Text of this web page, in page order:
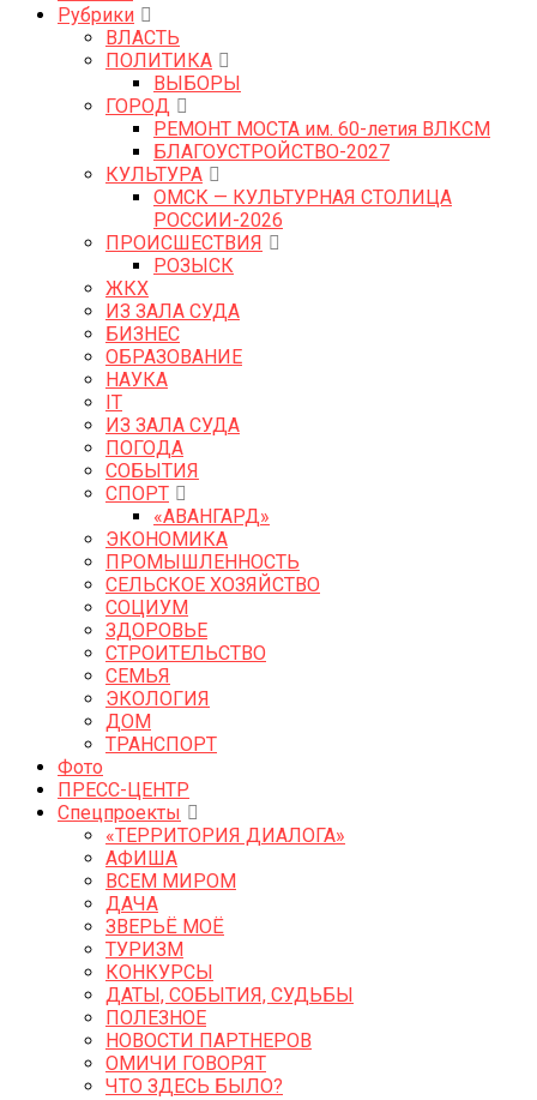
Рубрики
ВЛАСТЬ
ПОЛИТИКА
ВЫБОРЫ
ГОРОД
РЕМОНТ МОСТА им. 60-летия ВЛКСМ
БЛАГОУСТРОЙСТВО-2027
КУЛЬТУРА
ОМСК — КУЛЬТУРНАЯ СТОЛИЦА
РОССИИ-2026
ПРОИСШЕСТВИЯ
РОЗЫСК
ЖКХ
ИЗ ЗАЛА СУДА
БИЗНЕС
ОБРАЗОВАНИЕ
НАУКА
IT
ИЗ ЗАЛА СУДА
ПОГОДА
СОБЫТИЯ
СПОРТ
«АВАНГАРД»
ЭКОНОМИКА
ПРОМЫШЛЕННОСТЬ
СЕЛЬСКОЕ ХОЗЯЙСТВО
СОЦИУМ
ЗДОРОВЬЕ
СТРОИТЕЛЬСТВО
СЕМЬЯ
ЭКОЛОГИЯ
ДОМ
ТРАНСПОРТ
Фото
ПРЕСС-ЦЕНТР
Спецпроекты
«ТЕРРИТОРИЯ ДИАЛОГА»
АФИША
ВСЕМ МИРОМ
ДАЧА
ЗВЕРЬЁ МОЁ
ТУРИЗМ
КОНКУРСЫ
ДАТЫ, СОБЫТИЯ, СУДЬБЫ
ПОЛЕЗНОЕ
НОВОСТИ ПАРТНЕРОВ
ОМИЧИ ГОВОРЯТ
ЧТО ЗДЕСЬ БЫЛО?